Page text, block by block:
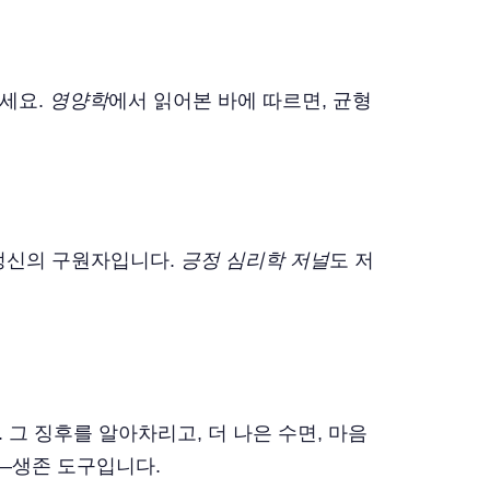
요. 영양학에서 읽어본 바에 따르면, 균형
의 구원자입니다. 긍정 심리학 저널도 저
징후를 알아차리고, 더 나은 수면, 마음
생존 도구입니다.